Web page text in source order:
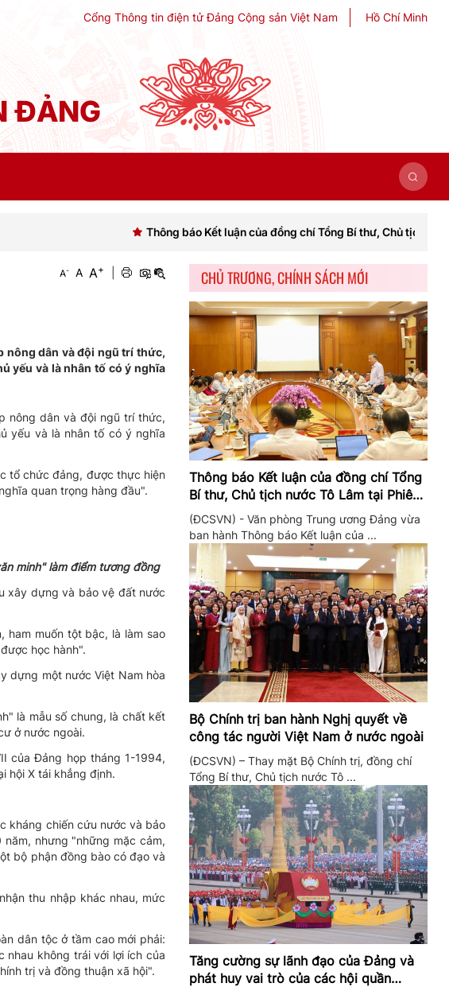
Cổng Thông tin điện tử Đảng Cộng sản Việt Nam Hồ Chí Minh
ĐẢNG
Thông báo Kết luận của đồng chí Tổng Bí thư, Chủ tịch nước Tô Lâm tại
A- A A+
nông dân và đội ngũ trí thức,
yếu và là nhân tố có ý nghĩa
nông dân và đội ngũ trí thức,
yếu và là nhân tố có ý nghĩa
tổ chức đảng, được thực hiện
quan trọng hàng đầu".
minh" làm điểm tương đồng
xây dựng và bảo vệ đất nước
ham muốn tột bậc, là làm sao
học hành".
dựng một nước Việt Nam hòa
là mẫu số chung, là chất kết
ở nước ngoài.
của Đảng họp tháng 1-1994,
hội X tái khẳng định.
kháng chiến cứu nước và bảo
nhưng "những mặc cảm,
bộ phận đồng bào có đạo và
thu nhập khác nhau, mức
dân tộc ở tầm cao mới phải:
nhau không trái với lợi ích của
trị và đồng thuận xã hội".
CHỦ TRƯƠNG, CHÍNH SÁCH MỚI
Thông báo Kết luận của đồng chí Tổng
Bí thư, Chủ tịch nước Tô Lâm tại Phiên
họp Ban Chỉ đạo Trung ương thực hiện
Nghị quyết 57
(ĐCSVN) - Văn phòng Trung ương Đảng vừa
ban hành Thông báo Kết luận của ...
Bộ Chính trị ban hành Nghị quyết về
công tác người Việt Nam ở nước ngoài
(ĐCSVN) – Thay mặt Bộ Chính trị, đồng chí
Tổng Bí thư, Chủ tịch nước Tô ...
Tăng cường sự lãnh đạo của Đảng và
phát huy vai trò của các hội quần